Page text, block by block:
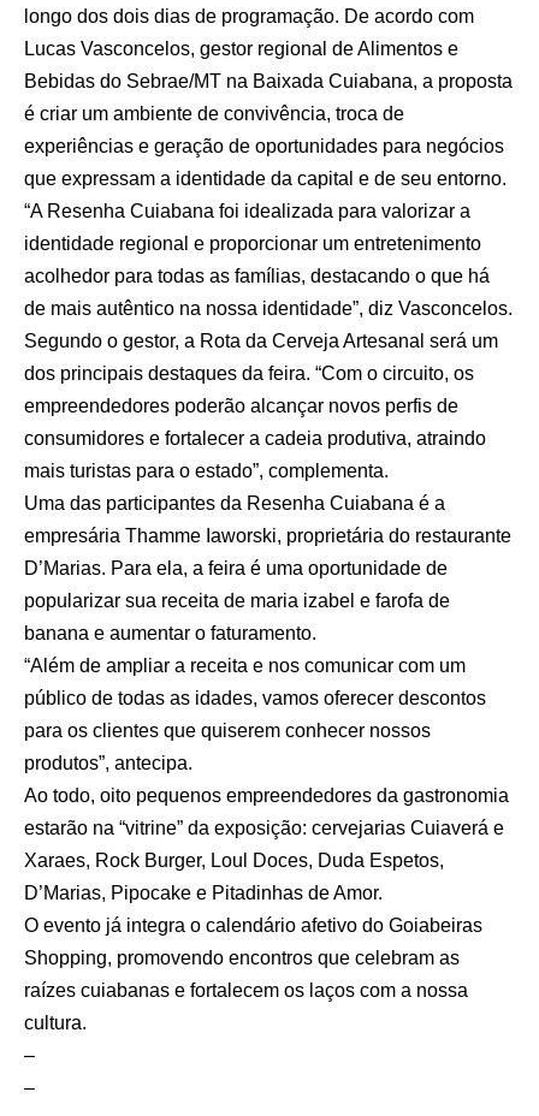
longo dos dois dias de programação. De acordo com
Lucas Vasconcelos, gestor regional de Alimentos e
Bebidas do Sebrae/MT na Baixada Cuiabana, a proposta
é criar um ambiente de convivência, troca de
experiências e geração de oportunidades para negócios
que expressam a identidade da capital e de seu entorno.
“A Resenha Cuiabana foi idealizada para valorizar a
identidade regional e proporcionar um entretenimento
acolhedor para todas as famílias, destacando o que há
de mais autêntico na nossa identidade”, diz Vasconcelos.
Segundo o gestor, a Rota da Cerveja Artesanal será um
dos principais destaques da feira. “Com o circuito, os
empreendedores poderão alcançar novos perfis de
consumidores e fortalecer a cadeia produtiva, atraindo
mais turistas para o estado”, complementa.
Uma das participantes da Resenha Cuiabana é a
empresária Thamme Iaworski, proprietária do restaurante
D’Marias. Para ela, a feira é uma oportunidade de
popularizar sua receita de maria izabel e farofa de
banana e aumentar o faturamento.
“Além de ampliar a receita e nos comunicar com um
público de todas as idades, vamos oferecer descontos
para os clientes que quiserem conhecer nossos
produtos”, antecipa.
Ao todo, oito pequenos empreendedores da gastronomia
estarão na “vitrine” da exposição: cervejarias Cuiaverá e
Xaraes, Rock Burger, Loul Doces, Duda Espetos,
D’Marias, Pipocake e Pitadinhas de Amor.
O evento já integra o calendário afetivo do Goiabeiras
Shopping, promovendo encontros que celebram as
raízes cuiabanas e fortalecem os laços com a nossa
cultura.
–
–